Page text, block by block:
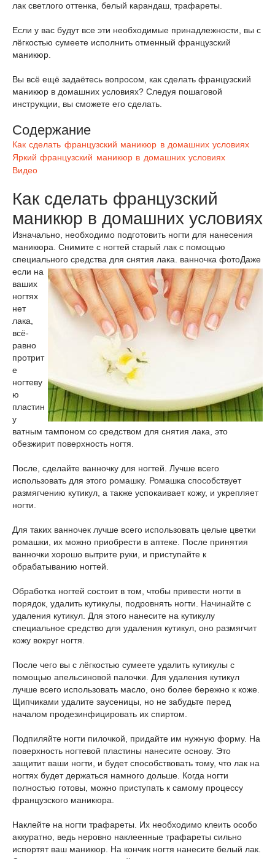
лак светлого оттенка, белый карандаш, трафареты.
Если у вас будут все эти необходимые принадлежности, вы с
лёгкостью сумеете исполнить отменный французский
маникюр.
Вы всё ещё задаётесь вопросом, как сделать французский
маникюр в домашних условиях? Следуя пошаговой
инструкции, вы сможете его сделать.
Содержание
Как сделать французский маникюр в домашних условиях
Яркий французский маникюр в домашних условиях
Видео
Как сделать французский
маникюр в домашних условиях
Изначально, необходимо подготовить ногти для нанесения
маникюра. Снимите с ногтей старый лак с помощью
специального средства для снятия лака. ванночка фотоДаже
если на
ваших
ногтях
нет
лака,
всё-
равно
протрит
е
ногтеву
ю
пластин
у
ватным тампоном со средством для снятия лака, это
обезжирит поверхность ногтя.
После, сделайте ванночку для ногтей. Лучше всего
использовать для этого ромашку. Ромашка способствует
размягчению кутикул, а также успокаивает кожу, и укрепляет
ногти.
Для таких ванночек лучше всего использовать целые цветки
ромашки, их можно приобрести в аптеке. После принятия
ванночки хорошо вытрите руки, и приступайте к
обрабатыванию ногтей.
Обработка ногтей состоит в том, чтобы привести ногти в
порядок, удалить кутикулы, подровнять ногти. Начинайте с
удаления кутикул. Для этого нанесите на кутикулу
специальное средство для удаления кутикул, оно размягчит
кожу вокруг ногтя.
После чего вы с лёгкостью сумеете удалить кутикулы с
помощью апельсиновой палочки. Для удаления кутикул
лучше всего использовать масло, оно более бережно к коже.
Щипчиками удалите заусеницы, но не забудьте перед
началом продезинфицировать их спиртом.
Подпиляйте ногти пилочкой, придайте им нужную форму. На
поверхность ногтевой пластины нанесите основу. Это
защитит ваши ногти, и будет способствовать тому, что лак на
ногтях будет держаться намного дольше. Когда ногти
полностью готовы, можно приступать к самому процессу
французского маникюра.
Наклейте на ногти трафареты. Их необходимо клеить особо
аккуратно, ведь неровно наклеенные трафареты сильно
испортят ваш маникюр. На кончик ногтя нанесите белый лак.